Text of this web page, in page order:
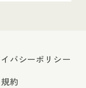
バシーポリシー
約